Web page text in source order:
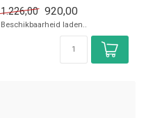
✓ 230 Volt
1.226,00 920,00
Beschikbaarheid laden..